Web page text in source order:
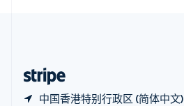
中国香港特别行政区 (简体中文)